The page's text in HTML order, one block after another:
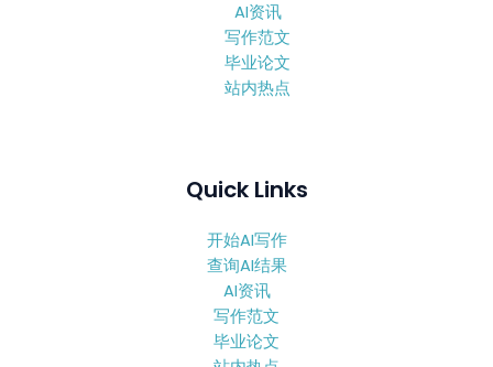
AI资讯
写作范文
毕业论文
站内热点
Quick Links
开始AI写作
查询AI结果
AI资讯
写作范文
毕业论文